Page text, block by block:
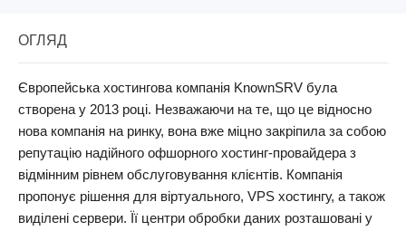
ОГЛЯД
Європейська хостингова компанія KnownSRV була
створена у 2013 році. Незважаючи на те, що це відносно
нова компанія на ринку, вона вже міцно закріпила за собою
репутацію надійного офшорного хостинг-провайдера з
відмінним рівнем обслуговування клієнтів. Компанія
пропонує рішення для віртуального, VPS хостингу, а також
виділені сервери. Її центри обробки даних розташовані у